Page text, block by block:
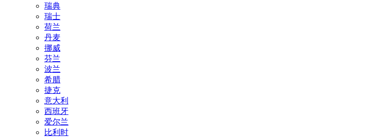
瑞典
瑞士
荷兰
丹麦
挪威
芬兰
波兰
希腊
捷克
意大利
西班牙
爱尔兰
比利时